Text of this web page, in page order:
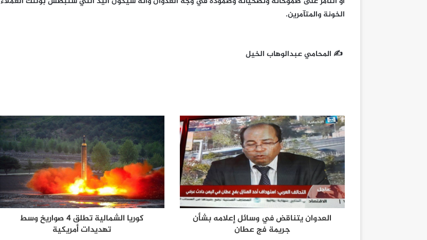
الخونة والمتآمرين.
✍ المحامي عبدالوهاب الخيل
العدوان يتناقض في وسائل إعلامه بشأن
جريمة فج عطان
كوريا الشمالية تطلق 4 صواريخ وسط
تهديدات أمريكية